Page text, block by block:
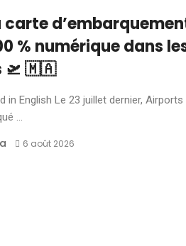
carte
% numérique dans
🛫 🇲🇦
in English Le 23 juillet dernier,
...
6 août 2026